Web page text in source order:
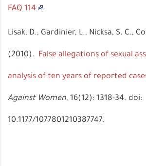
FAQ 114 .
Lisak, D., Gardinier, L., Nicksa, S. C.,
(2010). False allegations of sexual
analysis of ten years of reported
Against Women, 16(12): 1318-34. doi:
10.1177/1077801210387747.